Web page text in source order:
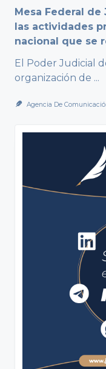
Mesa Federal
las actividades
nacional que se
El Poder Judicial
organización de ...
Agencia De